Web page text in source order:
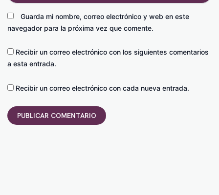
Guarda mi nombre, correo electrónico y web en este
navegador para la próxima vez que comente.
Recibir un correo electrónico con los siguientes comentarios
a esta entrada.
Recibir un correo electrónico con cada nueva entrada.